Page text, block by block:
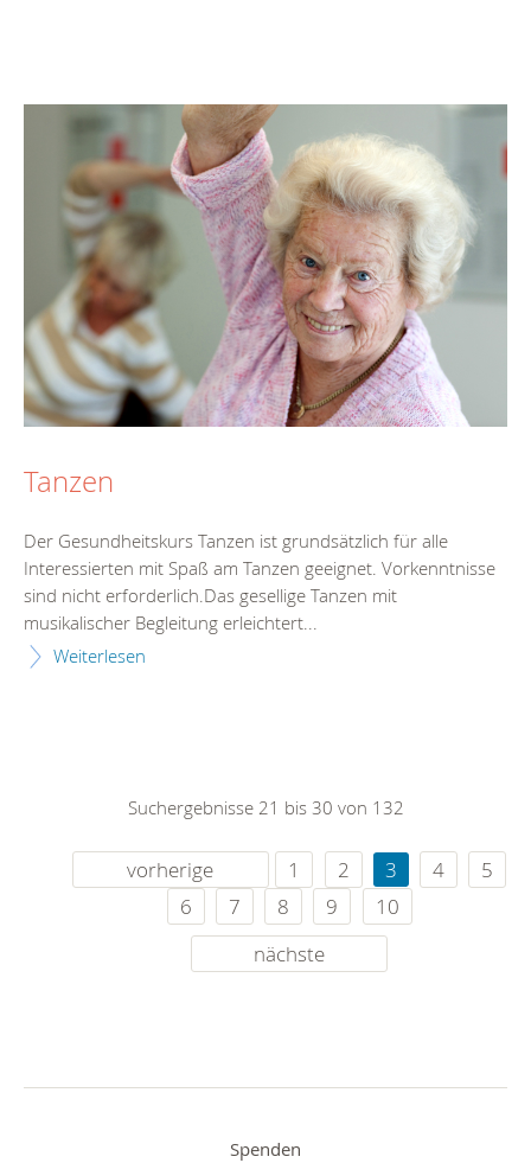
Tanzen
Der Gesundheitskurs Tanzen ist grundsätzlich für alle
Interessierten mit Spaß am Tanzen geeignet. Vorkenntnisse
sind nicht erforderlich.Das gesellige Tanzen mit
musikalischer Begleitung erleichtert...
Weiterlesen
Suchergebnisse 21 bis 30 von 132
vorherige 1 2 3 4
5
6
7 8 9
10
nächste
Spenden